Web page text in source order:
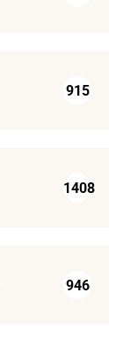
915
1408
946